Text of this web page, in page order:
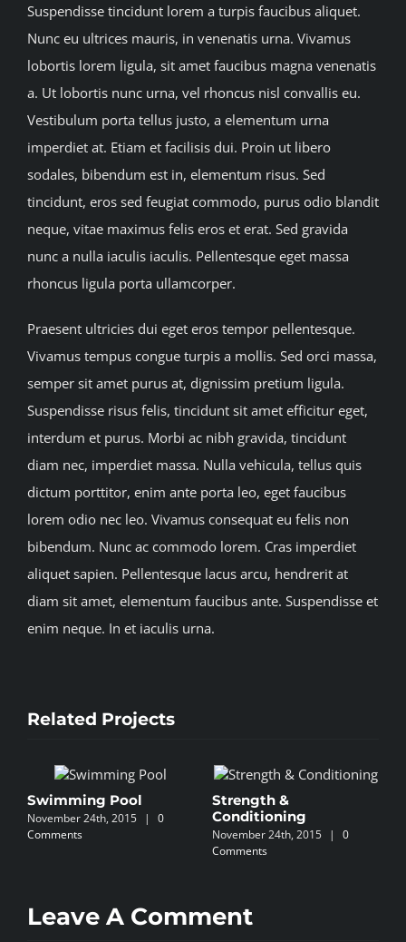
Suspendisse tincidunt lorem a turpis faucibus aliquet.
Nunc eu ultrices mauris, in venenatis urna. Vivamus
lobortis lorem ligula, sit amet faucibus magna venenatis
a. Ut lobortis nunc urna, vel rhoncus nisl convallis eu.
Vestibulum porta tellus justo, a elementum urna
imperdiet at. Etiam et facilisis dui. Proin ut libero
sodales, bibendum est in, elementum risus. Sed
tincidunt, eros sed feugiat commodo, purus odio blandit
neque, vitae maximus felis eros et erat. Sed gravida
nunc a nulla iaculis iaculis. Pellentesque eget massa
rhoncus ligula porta ullamcorper.
Praesent ultricies dui eget eros tempor pellentesque.
Vivamus tempus congue turpis a mollis. Sed orci massa,
semper sit amet purus at, dignissim pretium ligula.
Suspendisse risus felis, tincidunt sit amet efficitur eget,
interdum et purus. Morbi ac nibh gravida, tincidunt
diam nec, imperdiet massa. Nulla vehicula, tellus quis
dictum porttitor, enim ante porta leo, eget faucibus
lorem odio nec leo. Vivamus consequat eu felis non
bibendum. Nunc ac commodo lorem. Cras imperdiet
aliquet sapien. Pellentesque lacus arcu, hendrerit at
diam sit amet, elementum faucibus ante. Suspendisse et
enim neque. In et iaculis urna.
Related Projects
Swimming Pool
November 24th, 2015 |
0
Comments
Strength &
Conditioning
November 24th, 2015 |
0
Comments
Leave A Comment